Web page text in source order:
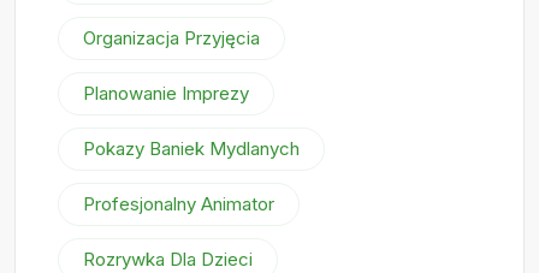
Organizacja Przyjęcia
Planowanie Imprezy
Pokazy Baniek Mydlanych
Profesjonalny Animator
Rozrywka Dla Dzieci